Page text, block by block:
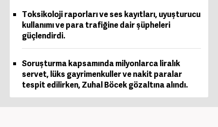
Toksikoloji raporları ve ses kayıtları, uyuşturucu
kullanımı ve para trafiğine dair şüpheleri
güçlendirdi.
Soruşturma kapsamında milyonlarca liralık
servet, lüks gayrimenkuller ve nakit paralar
tespit edilirken, Zuhal Böcek gözaltına alındı.